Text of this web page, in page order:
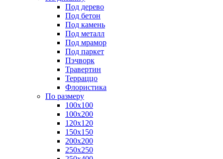
Под дерево
Под бетон
Под камень
Под металл
Под мрамор
Под паркет
Пэчворк
Травертин
Терраццо
Флористика
По размеру
100х100
100х200
120х120
150х150
200х200
250х250